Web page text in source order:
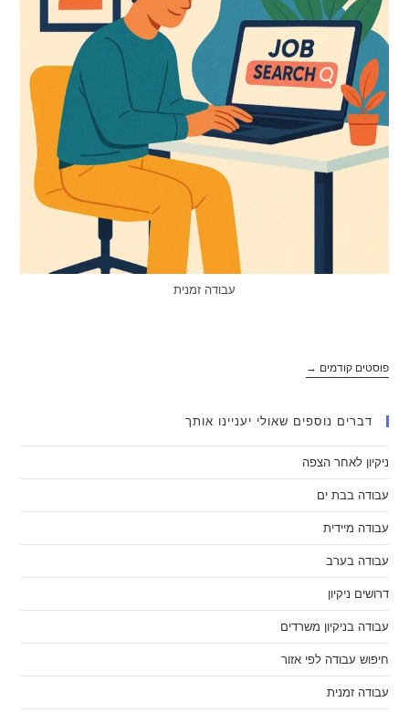
עבודה זמנית
פוסטים קודמים →
דברים נוספים שאולי יעניינו אותך
ניקיון לאחר הצפה
עבודה בבת ים
עבודה מיידית
עבודה בערב
דרושים ניקיון
עבודה בניקיון משרדים
חיפוש עבודה לפי אזור
עבודה זמנית